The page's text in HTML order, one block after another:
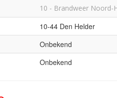
10 - Brandweer Noord-
10-44 Den Helder
Onbekend
Onbekend